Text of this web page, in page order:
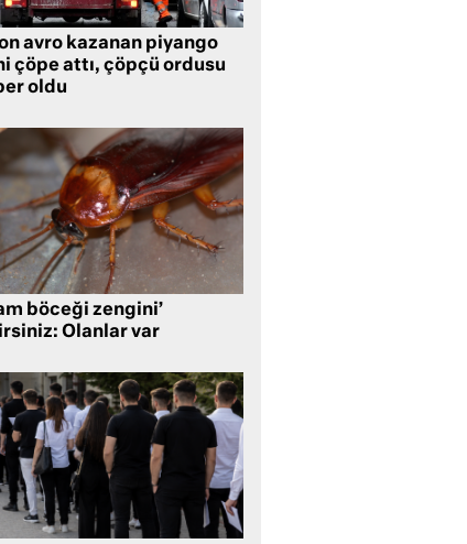
avro kazanan piyango
çöpe attı, çöpçü ordusu
oldu
böceği zengini’
Olanlar var